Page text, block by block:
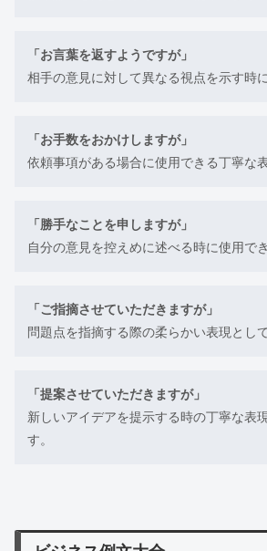
「お言葉を返すようですが」
相手の意見に対して異なる視点を示す時
「お手数をおかけしますが」
依頼事項がある場合に使用できる丁寧な表
「勝手なことを申しますが」
自分の意見を控えめに述べる時に使用でき
「ご指摘させていただきますが」
問題点を指摘する際の柔らかい表現とし
「提案させていただきますが」
新しいアイデアを提示する時の丁寧な表
す。